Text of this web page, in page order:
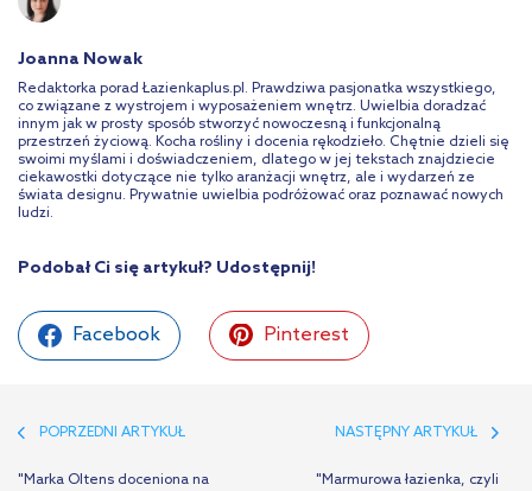
Joanna Nowak
Redaktorka porad Łazienkaplus.pl. Prawdziwa pasjonatka wszystkiego,
co związane z wystrojem i wyposażeniem wnętrz. Uwielbia doradzać
innym jak w prosty sposób stworzyć nowoczesną i funkcjonalną
przestrzeń życiową. Kocha rośliny i docenia rękodzieło. Chętnie dzieli się
swoimi myślami i doświadczeniem, dlatego w jej tekstach znajdziecie
ciekawostki dotyczące nie tylko aranżacji wnętrz, ale i wydarzeń ze
świata designu. Prywatnie uwielbia podróżować oraz poznawać nowych
ludzi.
Podobał Ci się artykuł? Udostępnij!
Facebook Pinterest
POPRZEDNI ARTYKUŁ
"Marka Oltens doceniona na
NASTĘPNY ARTYKUŁ
"Marmurowa łazienka, czyli